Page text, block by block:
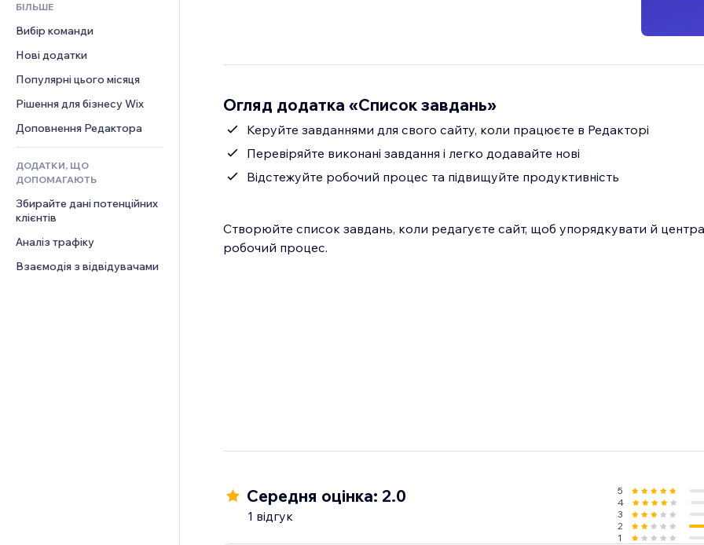
Ел. пошта
Конверсія
Купони й лояльність
Рішення для складів
Дропшипінг
Тарифні плани й підписки
Краудфандинг
Їжа та напої
Фотографія
Відео
PDF
Обмін файлами
Новини
Годинник
Шаблони сторінок
Ефекти зображення
Кнопки та меню
Банери та бейджі
Калькулятори
Пошук
Погода
Графіки й таблиці
Опитування
Чат
Коментарі
Телефон
Спільнота
Відгуки
CRM
БІЛЬШЕ
Вибір команди
Нові додатки
Популярні цього місяця
Рішення для бізнесу Wix
Доповнення Редактора
ДОДАТКИ, ЩО
ДОПОМАГАЮТЬ
Збирайте дані потенційних
клієнтів
Аналіз трафіку
Взаємодія з відвідувачами
Огляд додатка «Список завдань»
Керуйте завданнями для свого сайту, коли працюєте в Редакторі
Перевіряйте виконані завдання і легко додавайте нові
Відстежуйте робочий процес та підвищуйте продуктивність
Створюйте список завдань, коли редагуєте сайт, щоб упорядкувати й
робочий процес.
Середня оцінка: 2.0
1 відгук
5
4
3
2
1